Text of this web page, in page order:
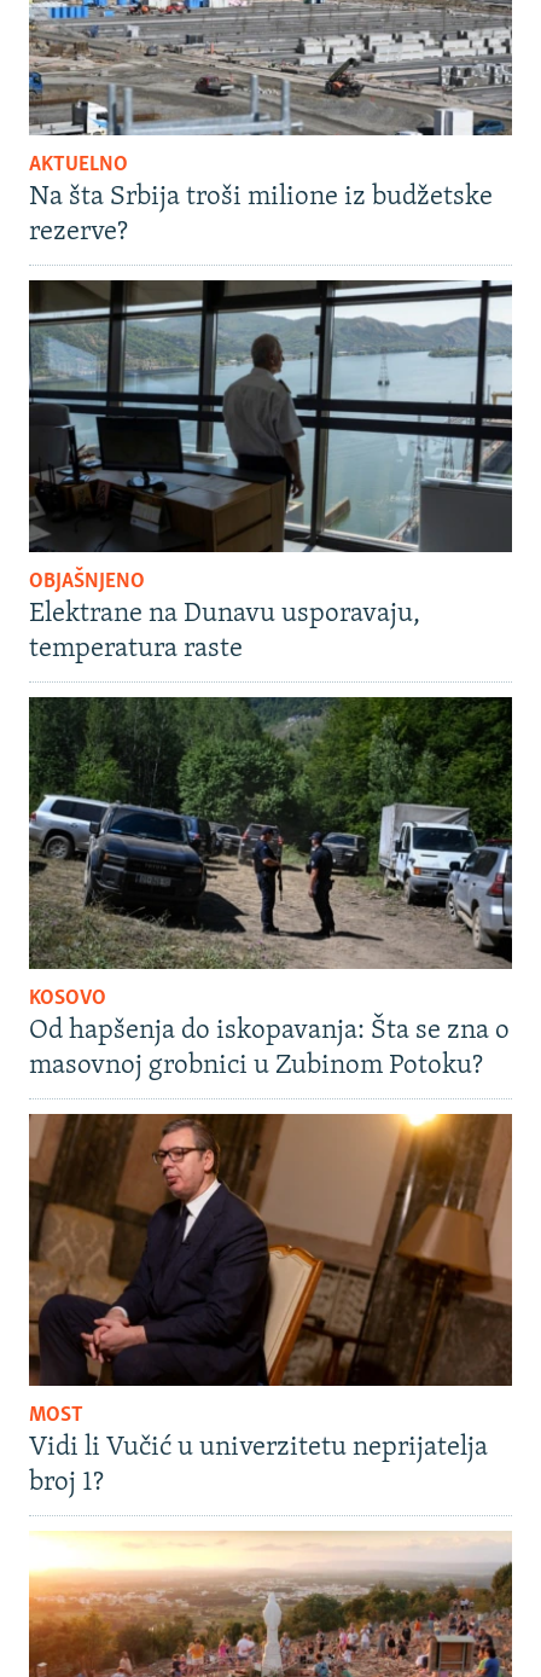
AKTUELNO
Na šta Srbija troši milione iz budžetske
rezerve?
OBJAŠNJENO
Elektrane na Dunavu usporavaju,
temperatura raste
KOSOVO
Od hapšenja do iskopavanja: Šta se zna o
masovnoj grobnici u Zubinom Potoku?
MOST
Vidi li Vučić u univerzitetu neprijatelja
broj 1?